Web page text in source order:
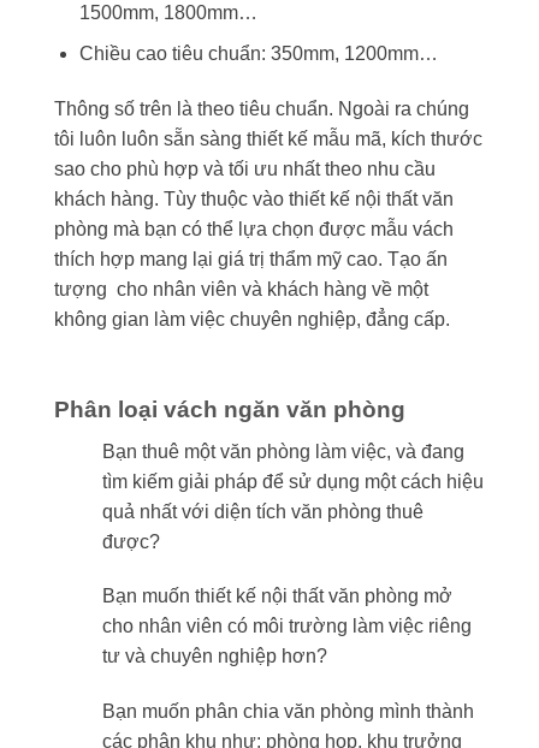
1500mm, 1800mm…
Chiều cao tiêu chuẩn: 350mm, 1200mm…
Thông số trên là theo tiêu chuẩn. Ngoài ra chúng
tôi luôn luôn sẵn sàng thiết kế mẫu mã, kích thước
sao cho phù hợp và tối ưu nhất theo nhu cầu
khách hàng. Tùy thuộc vào thiết kế nội thất văn
phòng mà bạn có thể lựa chọn được mẫu vách
thích hợp mang lại giá trị thẩm mỹ cao. Tạo ấn
tượng cho nhân viên và khách hàng về một
không gian làm việc chuyên nghiệp, đẳng cấp.
Phân loại vách ngăn văn phòng
Bạn thuê một văn phòng làm việc, và đang
tìm kiếm giải pháp để sử dụng một cách hiệu
quả nhất với diện tích văn phòng thuê
được?
Bạn muốn thiết kế nội thất văn phòng mở
cho nhân viên có môi trường làm việc riêng
tư và chuyên nghiệp hơn?
Bạn muốn phân chia văn phòng mình thành
các phân khu như: phòng họp, khu trưởng